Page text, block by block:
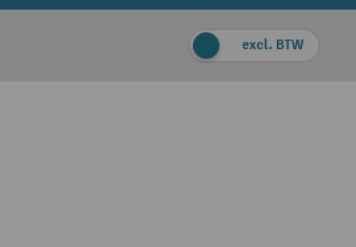
excl. BTW